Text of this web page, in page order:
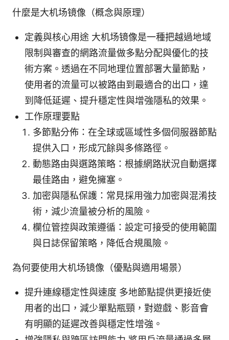
什麼是大机场镜像（概念與原理）
定義與核心用途 大机场镜像是一種把越過地域
限制與審查的網路流量做多點分配與優化的技
術方案。透過在不同地理位置部署大量節點，
使用者的流量可以被路由到最適合的出口，達
到降低延遲、提升穩定性與增強隱私的效果。
工作原理要點
多節點分佈：在全球或區域性多個伺服器節點
提供入口，形成冗餘與多條路徑。
動態路由與選路策略：根據網路狀況自動選擇
最佳路由，避免擁塞。
加密與隱私保護：常見採用強力加密與混淆技
術，減少流量被分析的風險。
欄位管控與政策遵循：設定可接受的使用範圍
與日誌保留策略，降低合規風險。
為何要使用大机场镜像（優點與適用場景）
提升連線穩定性與速度 多地節點提供更接近使
用者的出口，減少單點瓶頸，對遊戲、影音會
有明顯的延遲改善與穩定性增強。